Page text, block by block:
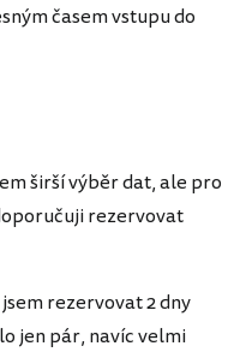
časem vstupu do
širší výběr dat, ale pro
rezervovat
rezervovat 2 dny
jen pár, navíc velmi